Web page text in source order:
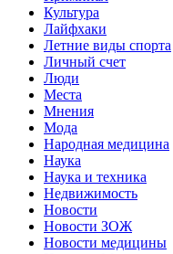
Культура
Лайфхаки
Летние виды спорта
Личный счет
Люди
Места
Мнения
Мода
Народная медицина
Наука
Наука и техника
Недвижимость
Новости
Новости ЗОЖ
Новости медицины